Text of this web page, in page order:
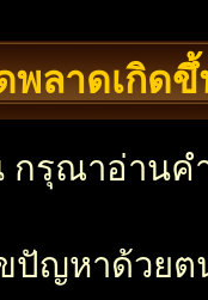
ลาดเกิดขึ้
รุณาอ่านค
ปัญหาด้วย